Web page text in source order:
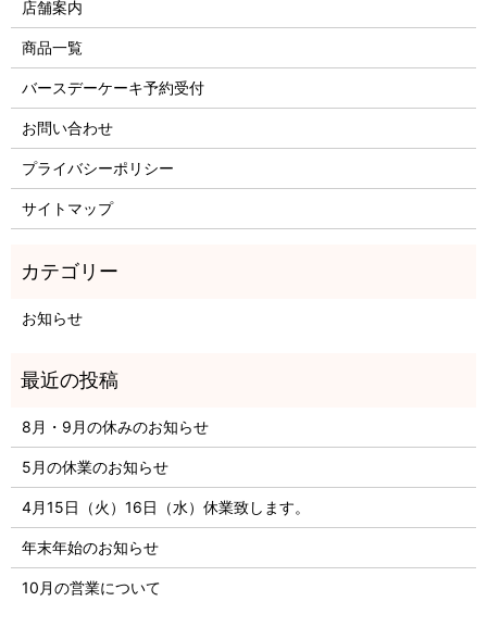
店舗案内
商品一覧
バースデーケーキ予約受付
お問い合わせ
プライバシーポリシー
サイトマップ
お知らせ
8月・9月の休みのお知らせ
5月の休業のお知らせ
4月15日（火）16日（水）休業致します。
年末年始のお知らせ
10月の営業について